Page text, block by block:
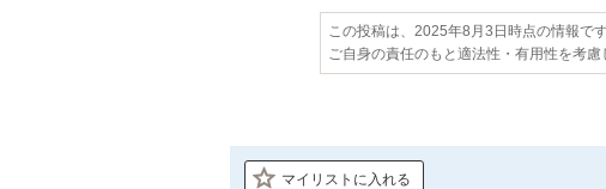
この投稿は、2025年8月3日時点の情報です
ご自身の責任のもと適法性・有用性を考
マイリストに入れる